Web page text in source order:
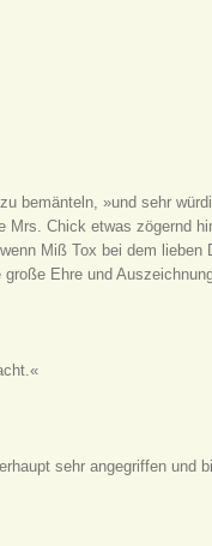
bemänteln, »und sehr
Mrs. Chick etwas zögernd
Miß Tox bei dem lieben
Ehre und
sehr angegriffen und